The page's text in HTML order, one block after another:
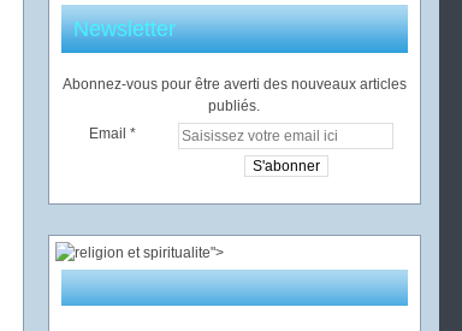
Newsletter
Abonnez-vous pour être averti des nouveaux articles
publiés.
Email
">